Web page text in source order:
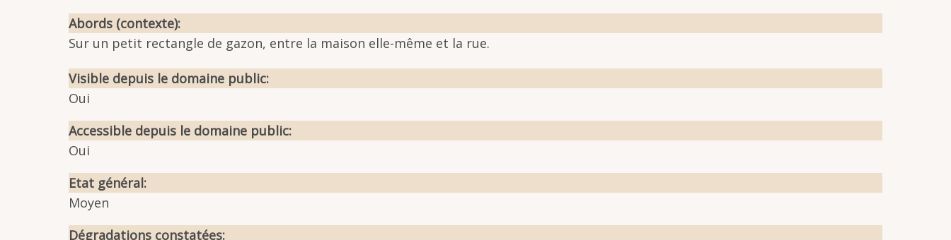
Abords (contexte)
Sur un petit rectangle de gazon, entre la maison elle-même et la rue.
Visible depuis le domaine public
Oui
Accessible depuis le domaine public
Oui
Etat général
Moyen
Dégradations constatées